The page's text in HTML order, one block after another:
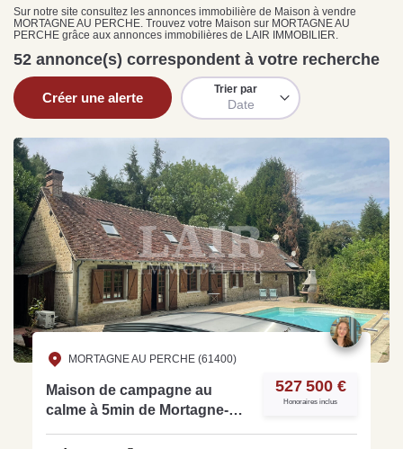
Sarthe pour booster sa
vente
Lire la suite
quelles sont les
conséquences ?
Lire la suite
Gratuit
Estimez votre bien en ligne.
Rapide et gratuit, recevez votre estimation
en quelques clics.
Estimer mon bien maintenant
Sur notre site consultez les annonces immobilière de Maison à vendre
MORTAGNE AU PERCHE. Trouvez votre Maison sur MORTAGNE AU
PERCHE grâce aux annonces immobilières de LAIR IMMOBILIER.
52 annonce(s) correspondent à votre recherche
Créer une alerte
Trier par
Date
MORTAGNE AU PERCHE (61400)
Maison de campagne au
calme à 5min de Mortagne-
527 500 €
Honoraires inclus